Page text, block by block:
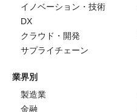
イノベーション・技術
DX
クラウド・開発
サプライチェーン
業界別
製造業
金融